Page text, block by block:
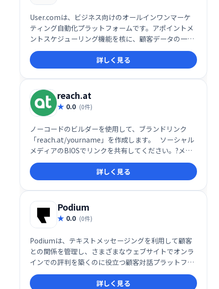
User.comは、ビジネス向けのオールインワンマーケ
ティング自動化プラットフォームです。アポイントメ
ントスケジューリング機能を核に、顧客データの一元
管理でエンゲージメントとコンバージョン率向上を実
現します。様々なコミュニケーションチャネルを統合
し、効率的な顧客接点を促進。予約スケジュールの最
適化で、ビジネス成長を支援します。
詳しく見る
reach.at
0.0 (0件)
ノーコードのビルダーを使用して、ブランドリンク
「reach.at/yourname」を作成します。⠀ソーシャル
メディアのBIOSでリンクを共有してください。?メー
ルの署名✉️など。誰かがあなたに連絡したときにすぐ
にメール通知を受け取ります。
詳しく見る
Podium
0.0 (0件)
Podiumは、テキストメッセージングを利用して顧客
との関係を管理し、さまざまなウェブサイトでオンラ
インでの評判を築くのに役立つ顧客対話プラットフォ
ームです。
詳しく見る